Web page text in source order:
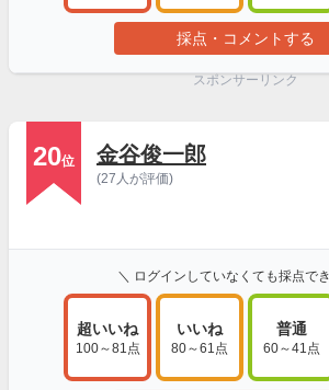
採点・コメントする
スポンサーリンク
20位 金谷俊一郎
(27人が評価)
＼ ログインしていなくても採点で
超いいね
100～81点
いいね
80～61点
普通
60～41点